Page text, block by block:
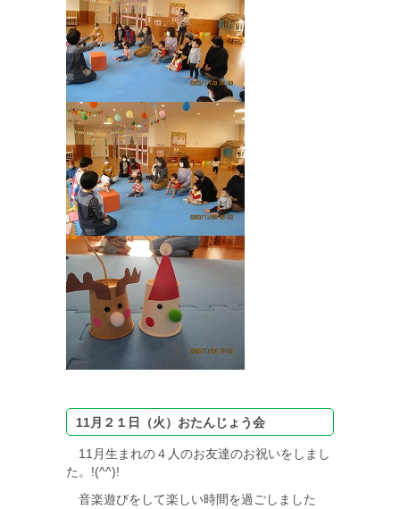
11月２１日（火）おたんじょう会
11月生まれの４人のお友達のお祝いをしまし
た。!(^^)!
音楽遊びをして楽しい時間を過ごしました